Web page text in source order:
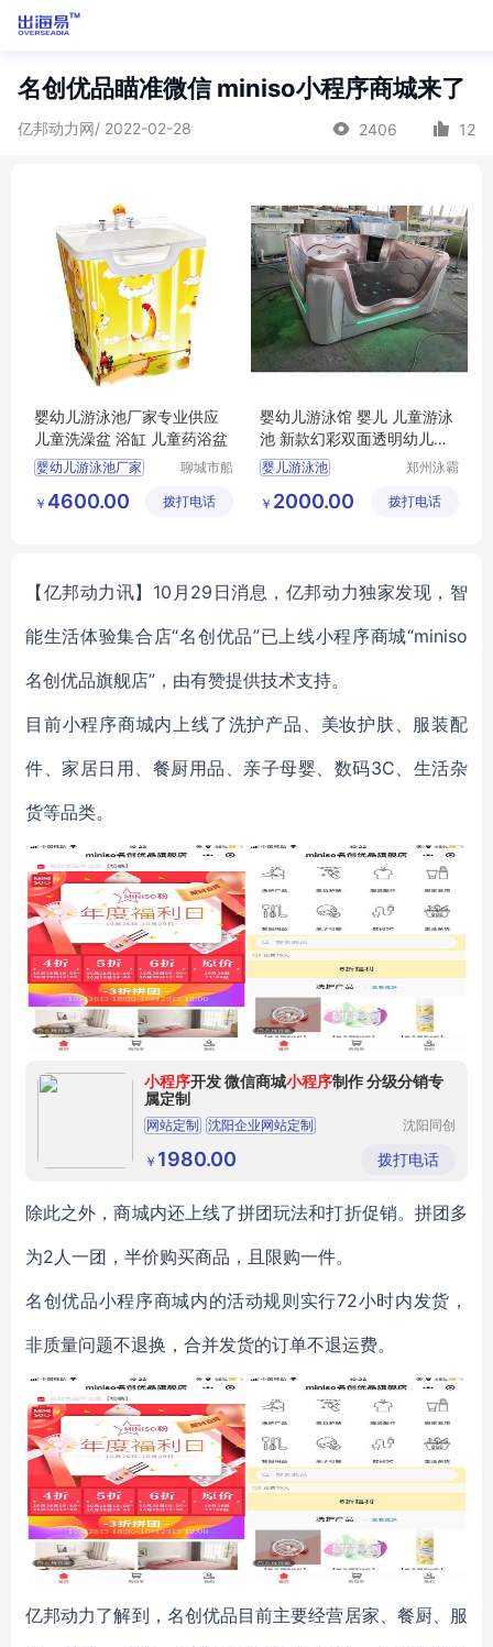
名创优品瞄准微信 miniso小程序商城来了
亿邦动力网/ 2022-02-28 2406 12
婴幼儿游泳池厂家专业供应
儿童洗澡盆 浴缸 儿童药浴盆
婴幼儿游泳池厂家
婴幼儿浴缸
聊城市船
乐设备有
￥ 4600.00 拨打电话
婴幼儿游泳馆 婴儿 儿童游泳
池 新款幻彩双面透明幼儿一
体池
婴儿游泳池
婴幼儿游泳馆
郑州泳霸
有限公司
￥ 2000.00 拨打电话
【亿邦动力讯】10月29日消息，亿邦动力独家发现，智
能生活体验集合店“名创优品”已上线小程序商城“miniso
名创优品旗舰店”，由有赞提供技术支持。
目前小程序商城内上线了洗护产品、美妆护肤、服装配
件、家居日用、餐厨用品、亲子母婴、数码3C、生活杂
货等品类。
小程序开发 微信商城小程序制作 分级分销专
属定制
网站定制 沈阳企业网站定制
企业网站定制
沈阳同创
有限公司
￥ 1980.00 拨打电话
除此之外，商城内还上线了拼团玩法和打折促销。拼团多
为2人一团，半价购买商品，且限购一件。
名创优品小程序商城内的活动规则实行72小时内发货，
非质量问题不退换，合并发货的订单不退运费。
亿邦动力了解到，名创优品目前主要经营居家、餐厨、服